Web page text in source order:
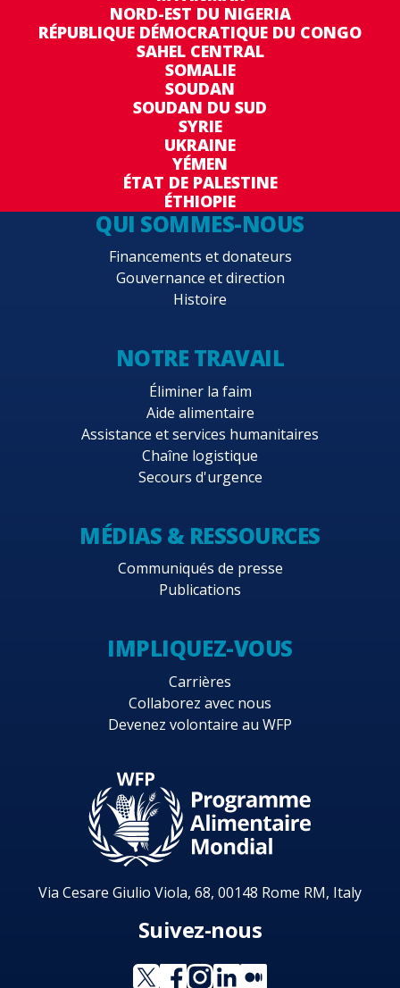
NORD-EST DU NIGERIA
RÉPUBLIQUE DÉMOCRATIQUE DU CONGO
SAHEL CENTRAL
SOMALIE
SOUDAN
SOUDAN DU SUD
SYRIE
UKRAINE
YÉMEN
ÉTAT DE PALESTINE
ÉTHIOPIE
QUI SOMMES-NOUS
Financements et donateurs
Gouvernance et direction
Histoire
NOTRE TRAVAIL
Éliminer la faim
Aide alimentaire
Assistance et services humanitaires
Chaîne logistique
Secours d'urgence
MÉDIAS & RESSOURCES
Communiqués de presse
Publications
IMPLIQUEZ-VOUS
Carrières
Collaborez avec nous
Devenez volontaire au WFP
Via Cesare Giulio Viola, 68, 00148 Rome RM, Italy
Suivez-nous